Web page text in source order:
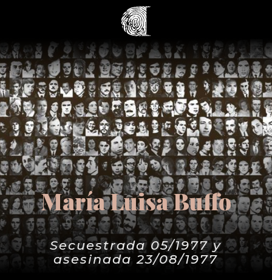
María Luisa Buffo
Secuestrada 05/1977 y
asesinada 23/08/1977